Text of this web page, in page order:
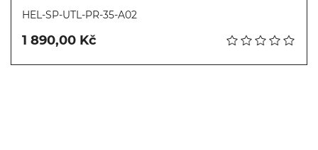
HEL-SP-UTL-PR-35-A02
1 890,00 Kč